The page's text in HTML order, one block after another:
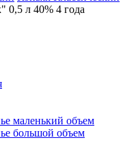
0,5 л 40% 4 года
маленький объем
большой объем